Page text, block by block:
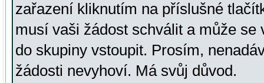
zařazení kliknutím na příslušné
musí vaši žádost schválit a může se
do skupiny vstoupit. Prosím,
žádosti nevyhoví. Má svůj důvod.